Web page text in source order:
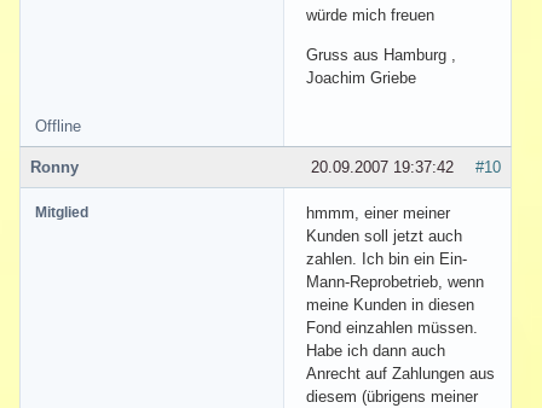
würde mich freuen
Gruss aus Hamburg ,
Joachim Griebe
Offline
#10
20.09.2007 19:37:42
Ronny
Mitglied
hmmm, einer meiner
Kunden soll jetzt auch
zahlen. Ich bin ein Ein-
Mann-Reprobetrieb, wenn
meine Kunden in diesen
Fond einzahlen müssen.
Habe ich dann auch
Anrecht auf Zahlungen aus
diesem (übrigens meiner